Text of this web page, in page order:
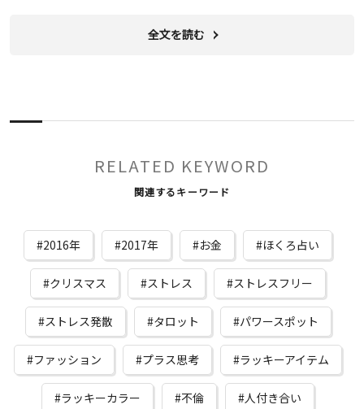
全文を読む
RELATED KEYWORD
関連するキーワード
2016年 2017年 お金 ほくろ占い
クリスマス ストレス ストレスフリー
ストレス発散 タロット パワースポット
ファッション プラス思考 ラッキーアイテム
ラッキーカラー 不倫 人付き合い